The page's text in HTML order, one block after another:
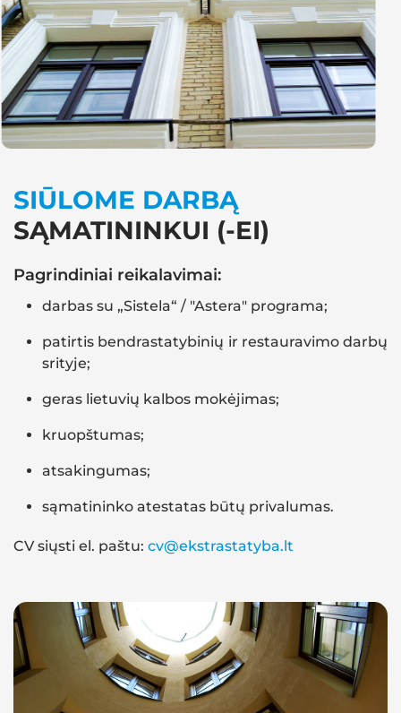
SIŪLOME DARBĄ
SĄMATININKUI (-EI)
Pagrindiniai reikalavimai:
darbas su „Sistela“ / "Astera" programa;
patirtis bendrastatybinių ir restauravimo darbų
srityje;
geras lietuvių kalbos mokėjimas;
kruopštumas;
atsakingumas;
sąmatininko atestatas būtų privalumas.
CV siųsti el. paštu: cv@ekstrastatyba.lt